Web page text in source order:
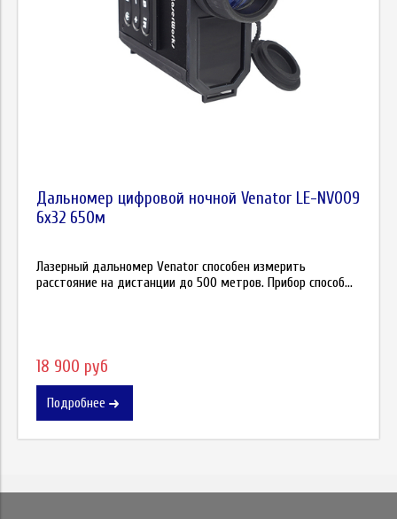
Дальномер цифровой ночной Venator LE-NV009
6х32 650м
Лазерный дальномер Venator способен измерить
расстояние на дистанции до 500 метров. Прибор способ...
18 900 руб
Подробнее